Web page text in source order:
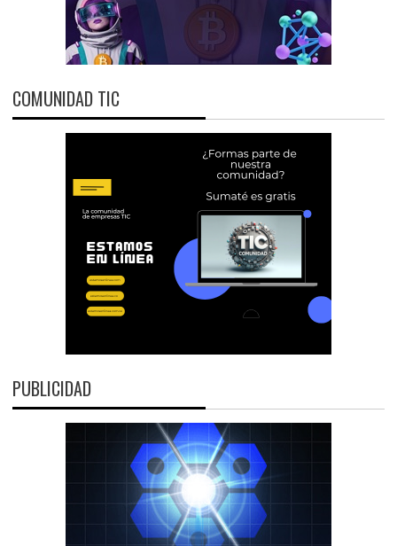
COMUNIDAD TIC
PUBLICIDAD